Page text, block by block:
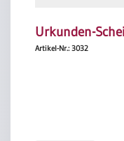
Urkunden-
Artikel-Nr.: 3032